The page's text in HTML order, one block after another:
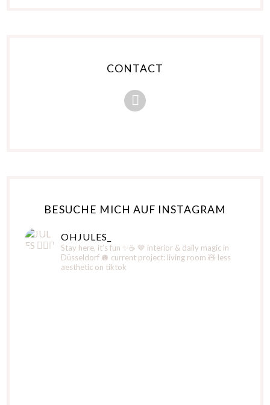
CONTACT
BESUCHE MICH AUF INSTAGRAM
OHJULES_
Stay here, it’s fun ✨☕️ 🤎 interior & daily magic in
Düsseldorf 🪩 current project: living room 🧸 less
aesthetic on tiktok